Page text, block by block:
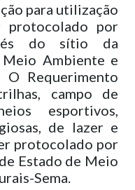
para utilização
protocolado por
do sítio da
Ambiente e
O Requerimento
campo de
esportivos,
de lazer e
protocolado por
Estado de Meio
Sema.